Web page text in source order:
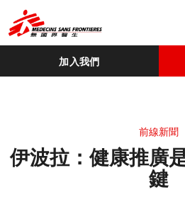
加入我們
前線新聞
伊波拉：健康推廣
鍵